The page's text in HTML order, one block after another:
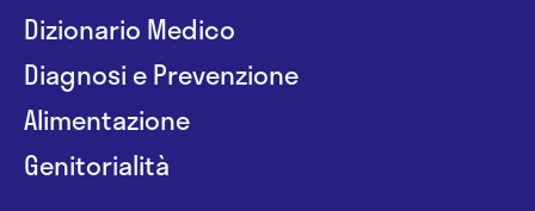
Dizionario Medico
Diagnosi e Prevenzione
Alimentazione
Genitorialità